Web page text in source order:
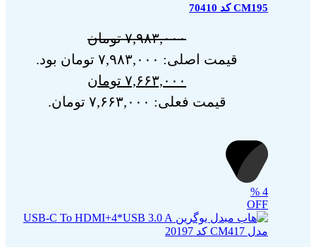
CM195 کد 70410
۷,۹۸۳,۰۰۰ تومان
قیمت اصلی: ۷,۹۸۳,۰۰۰ تومان بود.
۷,۶۶۳,۰۰۰ تومان
قیمت فعلی: ۷,۶۶۳,۰۰۰ تومان.
4
%
OFF